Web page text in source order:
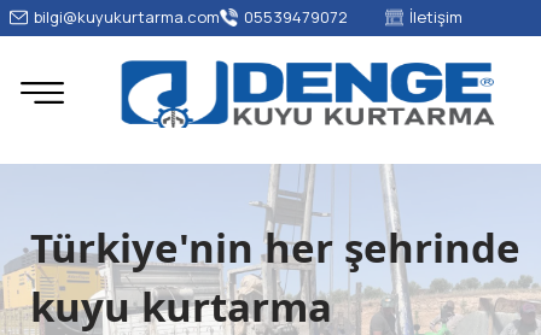
Türkiye'nin her şehrinde
kuyu kurtarma
bilgi@kuyukurtarma.com 05539479072 İletişim